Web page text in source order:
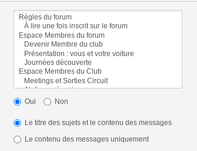
Oui Non
Le titre des sujets et le contenu des messages
Le contenu des messages uniquement